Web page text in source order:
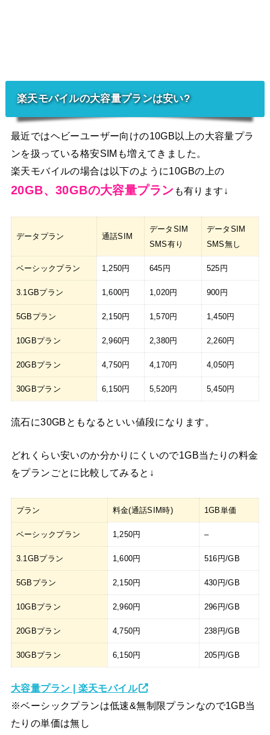
楽天モバイルの大容量プランは安い?
最近ではヘビーユーザー向けの10GB以上の大容量プラ
ンを扱っている格安SIMも増えてきました。
楽天モバイルの場合は以下のように10GBの上の
20GB、30GBの大容量プラン も有ります↓
データプラン 通話SIM
データSIM
SMS有り
データSIM
SMS無し
ベーシックプラン 1,250円 645円 525円
3.1GBプラン 1,600円 1,020円 900円
5GBプラン 2,150円 1,570円 1,450円
10GBプラン 2,960円 2,380円 2,260円
20GBプラン 4,750円 4,170円 4,050円
30GBプラン 6,150円 5,520円 5,450円
流石に30GBともなるといい値段になります。
どれくらい安いのか分かりにくいので1GB当たりの料金
をプランごとに比較してみると↓
プラン 料金(通話SIM時) 1GB単価
ベーシックプラン 1,250円 –
3.1GBプラン 1,600円 516円/GB
5GBプラン 2,150円 430円/GB
10GBプラン 2,960円 296円/GB
20GBプラン 4,750円 238円/GB
30GBプラン 6,150円 205円/GB
大容量プラン | 楽天モバイル
※ベーシックプランは低速&無制限プランなので1GB当
たりの単価は無し